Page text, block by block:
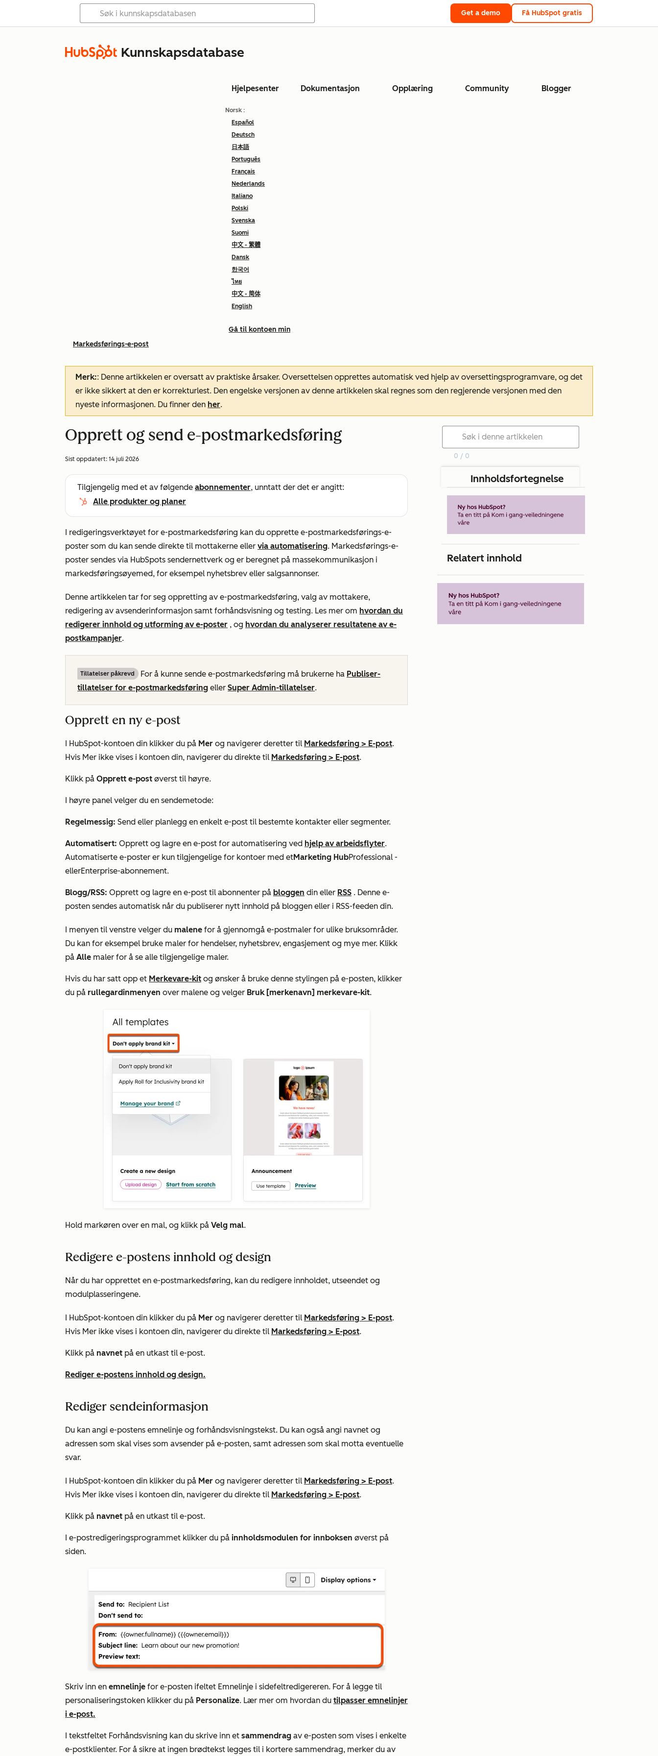
Get a demo Få HubSpot gratis
Kunnskapsdatabase
Hjelpesenter Dokumentasjon Opplæring Community Blogger
Norsk :
Español
Deutsch
日本語
Português
Français
Nederlands
Italiano
Polski
Svenska
Suomi
中文 - 繁體
Dansk
한국어
ไทย
中文 - 简体
English
Gå til kontoen min
Markedsførings-e-post
Merk:: Denne artikkelen er oversatt av praktiske årsaker. Oversettelsen opprettes automatisk ved hjelp av oversettingsprogramvare, og det
er ikke sikkert at den er korrekturlest. Den engelske versjonen av denne artikkelen skal regnes som den regjerende versjonen med den
nyeste informasjonen. Du finner den her.
Opprett og send e-postmarkedsføring
Sist oppdatert: 14 juli 2026
Tilgjengelig med et av følgende abonnementer, unntatt der det er angitt:
Alle produkter og planer
I redigeringsverktøyet for e-postmarkedsføring kan du opprette e-postmarkedsførings-e-
poster som du kan sende direkte til mottakerne eller via automatisering. Markedsførings-e-
poster sendes via HubSpots sendernettverk og er beregnet på massekommunikasjon i
markedsføringsøyemed, for eksempel nyhetsbrev eller salgsannonser.
Denne artikkelen tar for seg oppretting av e-postmarkedsføring, valg av mottakere,
redigering av avsenderinformasjon samt forhåndsvisning og testing. Les mer om hvordan du
redigerer innhold og utforming av e-poster , og hvordan du analyserer resultatene av e-
postkampanjer.
Tillatelser påkrevd For å kunne sende e-postmarkedsføring må brukerne ha Publiser-
tillatelser for e-postmarkedsføring eller Super Admin-tillatelser.
Opprett en ny e-post
I HubSpot-kontoen din klikker du på Mer og navigerer deretter til Markedsføring > E-post.
Hvis Mer ikke vises i kontoen din, navigerer du direkte til Markedsføring > E-post.
Klikk på Opprett e-post øverst til høyre.
I høyre panel velger du en sendemetode:
Regelmessig: Send eller planlegg en enkelt e-post til bestemte kontakter eller segmenter.
Automatisert: Opprett og lagre en e-post for automatisering ved hjelp av arbeidsflyter.
Automatiserte e-poster er kun tilgjengelige for kontoer med etMarketing HubProfessional -
ellerEnterprise-abonnement.
Blogg/RSS: Opprett og lagre en e-post til abonnenter på bloggen din eller RSS . Denne e-
posten sendes automatisk når du publiserer nytt innhold på bloggen eller i RSS-feeden din.
I menyen til venstre velger du malene for å gjennomgå e-postmaler for ulike bruksområder.
Du kan for eksempel bruke maler for hendelser, nyhetsbrev, engasjement og mye mer. Klikk
på Alle maler for å se alle tilgjengelige maler.
Hvis du har satt opp et Merkevare-kit og ønsker å bruke denne stylingen på e-posten, klikker
du på rullegardinmenyen over malene og velger Bruk [merkenavn] merkevare-kit.
Hold markøren over en mal, og klikk på Velg mal.
Redigere e-postens innhold og design
Når du har opprettet en e-postmarkedsføring, kan du redigere innholdet, utseendet og
modulplasseringene.
I HubSpot-kontoen din klikker du på Mer og navigerer deretter til Markedsføring > E-post.
Hvis Mer ikke vises i kontoen din, navigerer du direkte til Markedsføring > E-post.
Klikk på navnet på en utkast til e-post.
Rediger e-postens innhold og design.
Rediger sendeinformasjon
Du kan angi e-postens emnelinje og forhåndsvisningstekst. Du kan også angi navnet og
adressen som skal vises som avsender på e-posten, samt adressen som skal motta eventuelle
svar.
I HubSpot-kontoen din klikker du på Mer og navigerer deretter til Markedsføring > E-post.
Hvis Mer ikke vises i kontoen din, navigerer du direkte til Markedsføring > E-post.
Klikk på navnet på en utkast til e-post.
I e-postredigeringsprogrammet klikker du på innholdsmodulen for innboksen øverst på
siden.
Skriv inn en emnelinje for e-posten ifeltet Emnelinje i sidefeltredigereren. For å legge til
personaliseringstoken klikker du på Personalize. Lær mer om hvordan du tilpasser emnelinjer
i e-post.
I tekstfeltet Forhåndsvisning kan du skrive inn et sammendrag av e-posten som vises i enkelte
e-postklienter. For å sikre at ingen brødtekst legges til i kortere sammendrag, merker du av
0 / 0
Innholdsfortegnelse
Relatert innhold